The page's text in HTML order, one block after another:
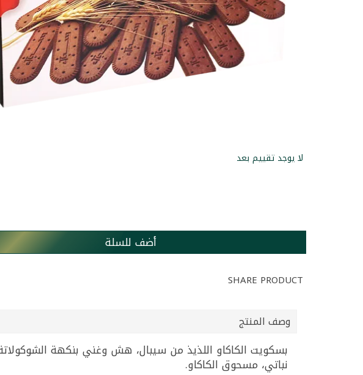
لا يوجد تقييم بعد
أضف للسلة
SHARE PRODUCT
وصف المنتج
بسكويت الكاكاو اللذيذ من سيبال، هش وغني بنكهة
نباتي، مسحوق الكاكاو.